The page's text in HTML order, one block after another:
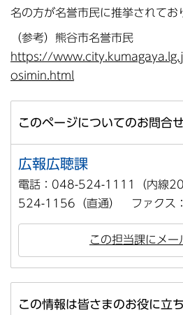
名の方が名誉市民に推挙されてお
（参考）熊谷市名誉市民
https://
osimin.html
このページについてのお問合
広報広聴課
電話：048-524-1111（内線
524-1156（直通） ファクス
この担当課にメー
この情報は皆さまのお役に立